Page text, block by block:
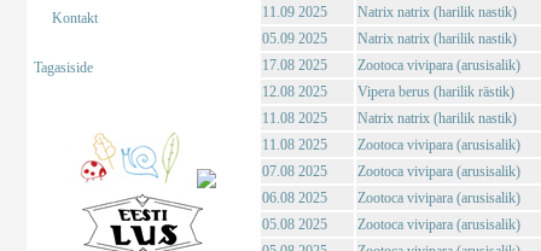
Kontakt
Tagasiside
11.09 2025
Natrix natrix (harilik nastik)
05.09 2025
Natrix natrix (harilik nastik)
17.08 2025
Zootoca vivipara (arusisalik)
12.08 2025
Vipera berus (harilik rästik)
11.08 2025
Natrix natrix (harilik nastik)
11.08 2025
Zootoca vivipara (arusisalik)
07.08 2025
Zootoca vivipara (arusisalik)
06.08 2025
Zootoca vivipara (arusisalik)
05.08 2025
Zootoca vivipara (arusisalik)